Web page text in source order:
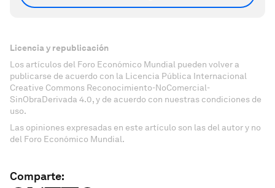
Licencia y republicación
Los artículos del Foro Económico Mundial pueden volver a
publicarse de acuerdo con la Licencia Pública Internacional
Creative Commons Reconocimiento-NoComercial-
SinObraDerivada 4.0, y de acuerdo con nuestras condiciones de
uso.
Las opiniones expresadas en este artículo son las del autor y no
del Foro Económico Mundial.
Comparte: